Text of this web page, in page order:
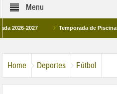
Menu
2027 Temporada de Piscinas
Home Deportes Fútbol